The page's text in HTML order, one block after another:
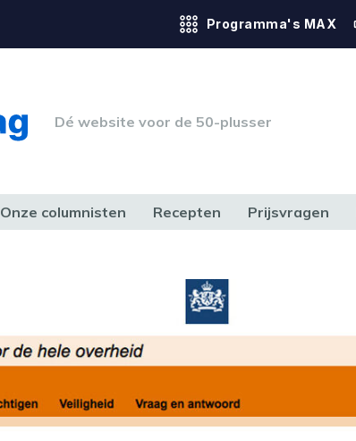
Programma's MAX
Dé website voor de 50-plusser
Onze columnisten Recepten Prijsvragen